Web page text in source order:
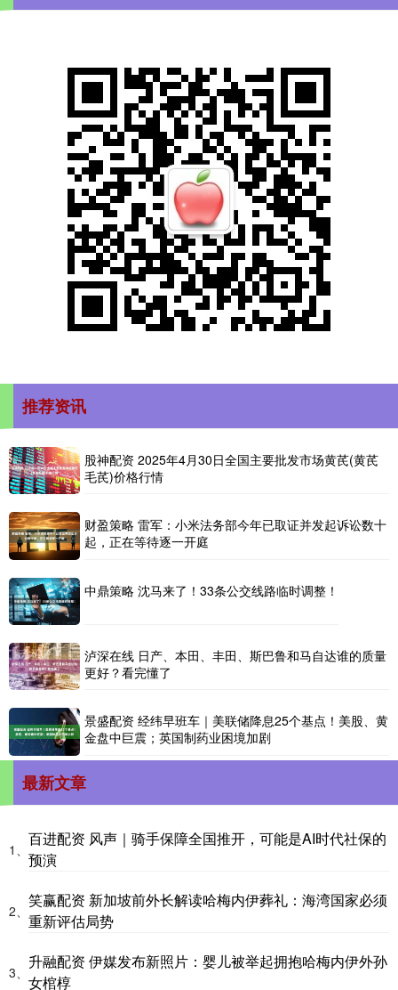
推荐资讯
股神配资 2025年4月30日全国主要批发市场黄芪(黄芪
毛芪)价格行情
财盈策略 雷军：小米法务部今年已取证并发起诉讼数十
起，正在等待逐一开庭
中鼎策略 沈马来了！33条公交线路临时调整！
泸深在线 日产、本田、丰田、斯巴鲁和马自达谁的质量
更好？看完懂了
景盛配资 经纬早班车｜美联储降息25个基点！美股、黄
金盘中巨震；英国制药业困境加剧
最新文章
1、
百进配资 风声｜骑手保障全国推开，可能是AI时代社保的
预演
2、
笑赢配资 新加坡前外长解读哈梅内伊葬礼：海湾国家必须
重新评估局势
3、
升融配资 伊媒发布新照片：婴儿被举起拥抱哈梅内伊外孙
女棺椁